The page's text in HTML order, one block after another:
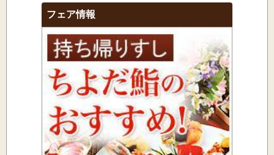
フェア情報